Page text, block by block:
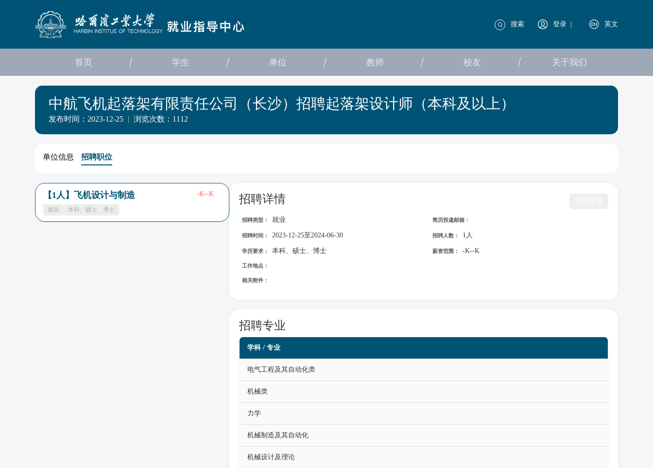
英文
登录
搜索
首页 学生 单位 教师 校友 关于我们
中航飞机起落架有限责任公司（长沙）招聘起落架设计师（本科及以上）
发布时间：2023-12-25 | 浏览次数：1112
单位信息 招聘职位
【1人】飞机设计与制造
就业 本科、硕士、博士
-K--K 招聘详情
招聘类型： 就业 简历投递邮箱：
招聘时间： 2023-12-25至2024-06-30 招聘人数： 1人
学历要求： 本科、硕士、博士 薪资范围： -K--K
工作地点：
相关附件：
招聘专业
学科 / 专业
电气工程及其自动化类
机械类
力学
机械制造及其自动化
机械设计及理论